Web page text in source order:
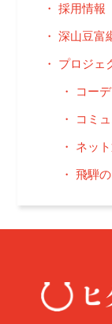
採用情報
深山豆富
プロジェ
コー
コミ
ネッ
飛騨